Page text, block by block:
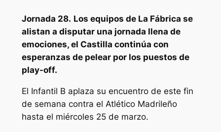
Jornada 28. Los equipos de La Fábrica se
alistan a disputar una jornada llena de
emociones, el Castilla continúa con
esperanzas de pelear por los puestos de
play-off.
El Infantil B aplaza su encuentro de este fin
de semana contra el Atlético Madrileño
hasta el miércoles 25 de marzo.